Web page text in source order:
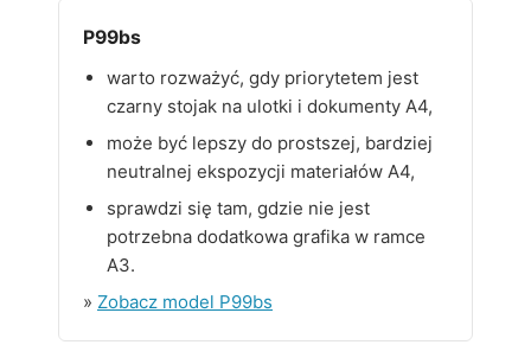
P99bs
warto rozważyć, gdy priorytetem jest
czarny stojak na ulotki i dokumenty A4,
może być lepszy do prostszej, bardziej
neutralnej ekspozycji materiałów A4,
sprawdzi się tam, gdzie nie jest
potrzebna dodatkowa grafika w ramce
A3.
» Zobacz model P99bs